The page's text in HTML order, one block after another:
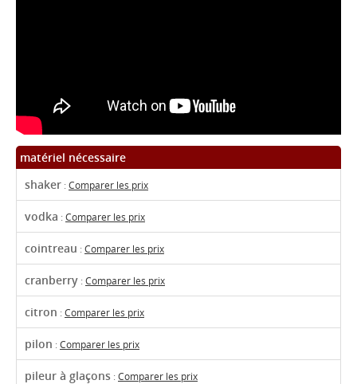
matériel nécessaire
shaker :Comparer les prix
vodka :Comparer les prix
cointreau :Comparer les prix
cranberry :Comparer les prix
citron :Comparer les prix
pilon :Comparer les prix
pileur à glaçons :Comparer les prix